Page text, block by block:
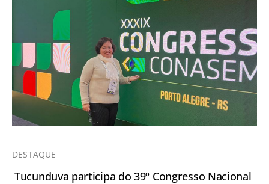
DESTAQUE
Tucunduva participa do 39º Congresso Nacional